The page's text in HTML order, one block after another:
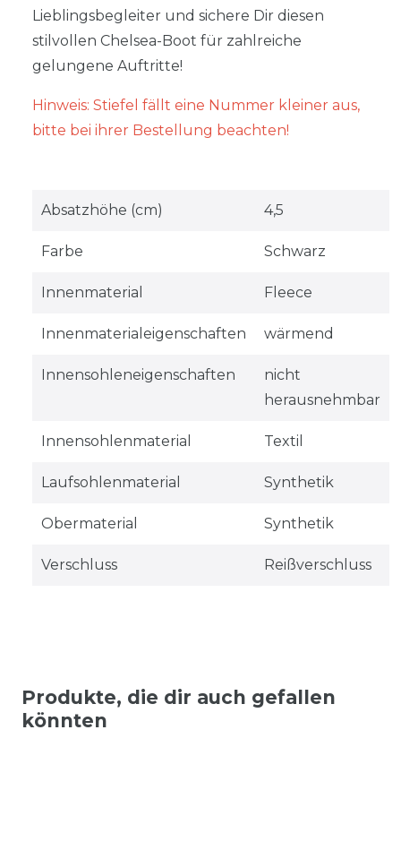
Lieblingsbegleiter und sichere Dir diesen
stilvollen Chelsea-Boot für zahlreiche
gelungene Auftritte!
Hinweis: Stiefel fällt eine Nummer kleiner aus,
bitte bei ihrer Bestellung beachten!
Absatzhöhe (cm) 4,5
Farbe Schwarz
Innenmaterial Fleece
Innenmaterialeigenschaften wärmend
Innensohleneigenschaften
nicht
herausnehmbar
Innensohlenmaterial Textil
Laufsohlenmaterial Synthetik
Obermaterial Synthetik
Verschluss Reißverschluss
Produkte, die dir auch gefallen
könnten